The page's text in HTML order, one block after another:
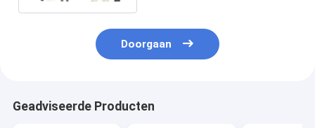
Doorgaan
Geadviseerde Producten